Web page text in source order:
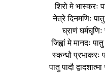
शिरो मे भास्करः
नेत्रे दिनमणिः
घ्राणं
जिह्वां मे मानदः
स्कन्धौ प्रभाकरः
पातु पादौ